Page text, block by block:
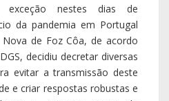
exceção nestes dias de
da pandemia em Portugal
de Foz Côa, de acordo
decidiu decretar diversas
evitar a transmissão deste
e criar respostas robustas e